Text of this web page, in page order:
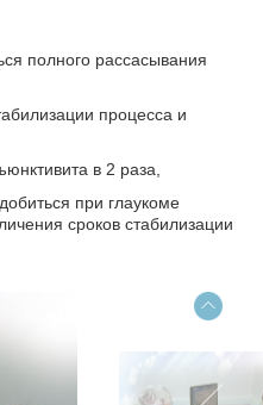
полного рассасывания
процесса и
в 2 раза,
при глаукоме
сроков стабилизации